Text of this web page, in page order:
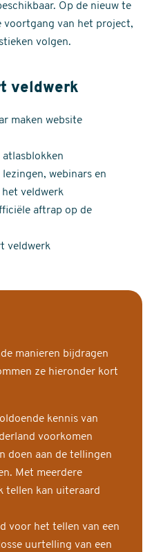
Op de nieuw te
voortgang van het project,
volgen.
veldwerk
maken website
webinars en
veldwerk
aftrap op de
veldwerk
manieren bijdragen
ze hieronder kort
kennis van
voorkomen
doen aan de tellingen
Met meerdere
tellen kan uiteraard
voor het tellen van een
uurtelling van een